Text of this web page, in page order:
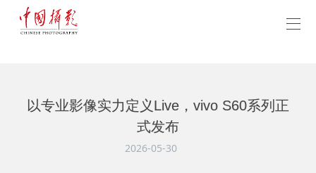
以专业影像实力定义Live，vivo S60系列正
式发布
2026-05-30